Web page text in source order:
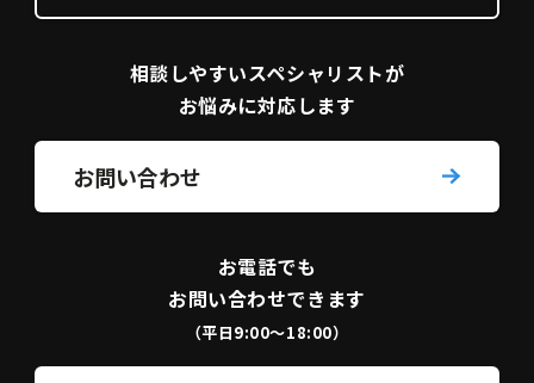
相談しやすいスペシャリストが
お悩みに対応します
お問い合わせ
お電話でも
お問い合わせできます
（平日9:00〜18:00）